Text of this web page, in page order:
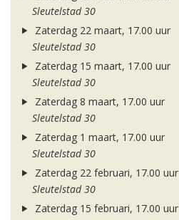
Sleutelstad 30
Zaterdag 22 maart, 17.00 uur
Sleutelstad 30
Zaterdag 15 maart, 17.00 uur
Sleutelstad 30
Zaterdag 8 maart, 17.00 uur
Sleutelstad 30
Zaterdag 1 maart, 17.00 uur
Sleutelstad 30
Zaterdag 22 februari, 17.00 uur
Sleutelstad 30
Zaterdag 15 februari, 17.00 uur